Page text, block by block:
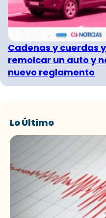
Cadenas y cuerdas
remolcar un auto y
nuevo reglamento
Lo Último